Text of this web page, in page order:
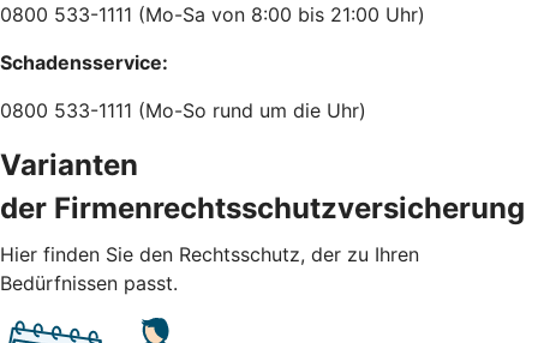
0800 533-1111 (Mo-Sa von 8:00 bis 21:00 Uhr)
Schadensservice:
0800 533-1111 (Mo-So rund um die Uhr)
Varianten
der Firmenrechtsschutzversicherung
Hier finden Sie den Rechtsschutz, der zu Ihren
Bedürfnissen passt.